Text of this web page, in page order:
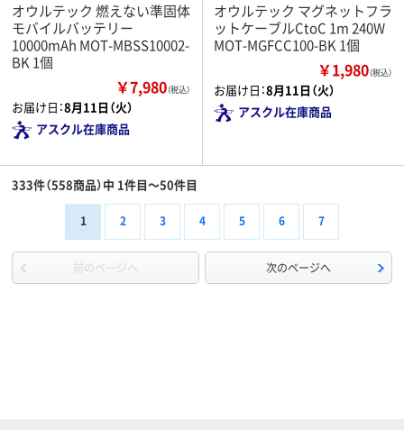
オウルテック 燃えない準固体
モバイルバッテリー
10000mAh MOT-MBSS10002-
BK 1個
￥7,980（税込）
お届け日：8月11日（火）
アスクル在庫商品
オウルテック マグネットフラ
ットケーブルCtoC 1m 240W
MOT-MGFCC100-BK 1個
￥1,980（税込）
お届け日：8月11日（火）
アスクル在庫商品
333件（558商品）中 1件目～50件目
1 2 3 4 5 6 7
前のページへ 次のページへ